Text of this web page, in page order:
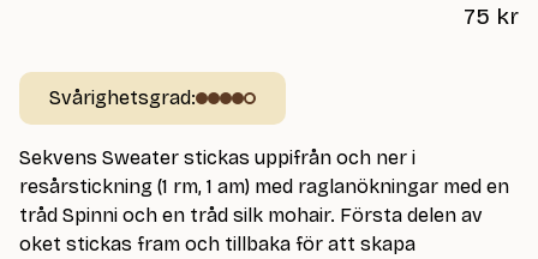
75 kr
Svårighetsgrad:
Sekvens Sweater stickas uppifrån och ner i
resårstickning (1 rm, 1 am) med raglanökningar med en
tråd Spinni och en tråd silk mohair. Första delen av
oket stickas fram och tillbaka för att skapa